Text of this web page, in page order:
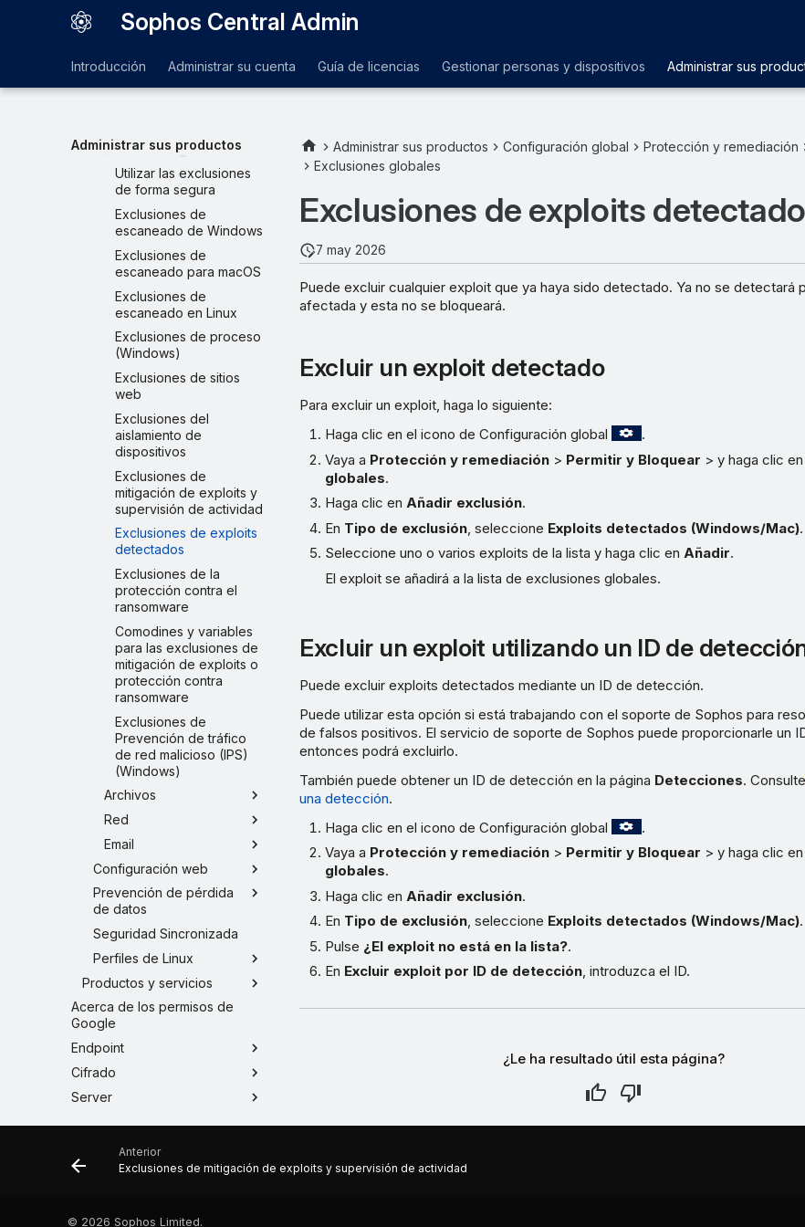
Sophos Central Admin
Introducción Administrar su cuenta Guía de licencias Gestionar personas y dispositivos Administrar sus
Administrar sus productos
Configuración global
Control de acceso
Exclusiones globales
Utilizar las exclusiones
de forma segura
Exclusiones de
escaneado de Windows
Exclusiones de
escaneado para macOS
Exclusiones de
escaneado en Linux
Exclusiones de proceso
(Windows)
Exclusiones de sitios
web
Exclusiones del
aislamiento de
dispositivos
Exclusiones de
mitigación de exploits y
supervisión de actividad
Exclusiones de exploits
detectados
Exclusiones de la
protección contra el
ransomware
Comodines y variables
para las exclusiones de
mitigación de exploits o
protección contra
ransomware
Exclusiones de
Prevención de tráfico
de red malicioso (IPS)
(Windows)
Archivos
Red
Email
Configuración web
Prevención de pérdida
de datos
Seguridad Sincronizada
Perfiles de Linux
Productos y servicios
Acerca de los permisos de
Google
Endpoint
Cifrado
Server
DNS Protection
Protected Browser
Firewall Management
Administrar sus productos Configuración global Protección y remediación
Exclusiones globales
Exclusiones de exploits
7 may 2026
Puede excluir cualquier exploit que ya haya sido detectado. Ya no se detectará
afectada y esta no se bloqueará.
Excluir un exploit detectado
Para excluir un exploit, haga lo siguiente:
Haga clic en el icono de Configuración global
.
Vaya a Protección y remediación > Permitir y Bloquear > y haga clic en
globales.
Haga clic enAñadir exclusión.
En Tipo de exclusión , seleccione Exploits detectados (Windows/Mac).
Seleccione uno o varios exploits de la lista y haga clic enAñadir.
El exploit se añadirá a la lista de exclusiones globales.
Excluir un exploit utilizando un ID de
Puede excluir exploits detectados mediante un ID de detección.
Puede utilizar esta opción si está trabajando con el soporte de Sophos para
de falsos positivos. El servicio de soporte de Sophos puede proporcionarle un
entonces podrá excluirlo.
También puede obtener un ID de detección en la página Detecciones. Consulte
una detección.
Haga clic en el icono de Configuración global
.
Vaya a Protección y remediación > Permitir y Bloquear > y haga clic en
globales.
Haga clic enAñadir exclusión.
En Tipo de exclusión, seleccione Exploits detectados (Windows/Mac).
Pulse ¿El exploit no está en la lista?.
En Excluir exploit por ID de detección, introduzca el ID.
¿Le ha resultado útil esta página?
Anterior
Exclusiones de mitigación de exploits y supervisión de actividad
© 2026 Sophos Limited.